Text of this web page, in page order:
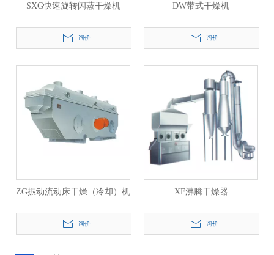
SXG快速旋转闪蒸干燥机
询价
DW带式干燥机
询价
ZG振动流动床干燥（冷却）机
询价
XF沸腾干燥器
询价